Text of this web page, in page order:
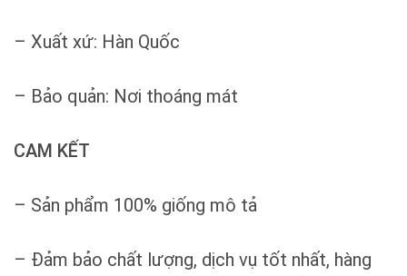
– Xuất xứ: Hàn Quốc
– Bảo quản: Nơi thoáng mát
CAM KẾT
– Sản phẩm 100% giống mô tả
– Đảm bảo chất lượng, dịch vụ tốt nhất, hàng